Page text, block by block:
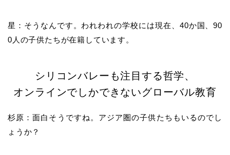
星：そうなんです。われわれの学校には現在、40か国、90
0人の子供たちが在籍しています。
シリコンバレーも注目する哲学、
オンラインでしかできないグローバル教育
杉原：面白そうですね。アジア圏の子供たちもいるのでし
ょうか？